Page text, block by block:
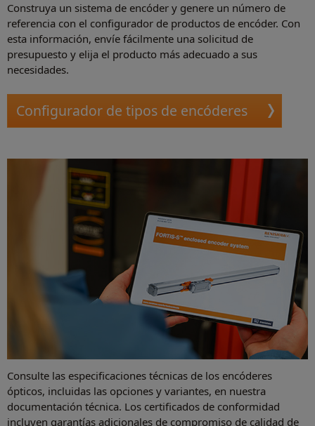
Construya un sistema de encóder y genere un número de
referencia con el configurador de productos de encóder. Con
esta información, envíe fácilmente una solicitud de
presupuesto y elija el producto más adecuado a sus
necesidades.
Configurador de tipos de encóderes
Consulte las especificaciones técnicas de los encóderes
ópticos, incluidas las opciones y variantes, en nuestra
documentación técnica. Los certificados de conformidad
incluyen garantías adicionales de compromiso de calidad de